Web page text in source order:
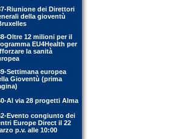
Riunione dei Direttori
della gioventù
Oltre 12 milioni per il
EU4Health per
la sanità
Settimana europea
Gioventù (prima
Al via 28 progetti Alma
Evento congiunto dei
Europe Direct il 22
p.v. alle 10:00